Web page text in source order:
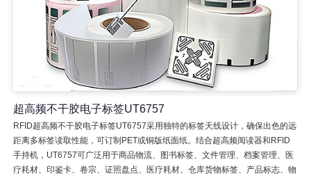
超高频不干胶电子标签UT6757
RFID超高频不干胶电子标签UT6757采用独特的标签天线设计，确保出色的远
距离多标签读取性能，可订制PET或铜版纸面纸。结合超高频阅读器和RFID
手持机，UT6757可广泛用于商品物流、图书标签、文件管理、档案管理、医
疗耗材、印鉴卡、卷宗、证照盘点、医疗耗材、仓库货物标签、产品标志、物